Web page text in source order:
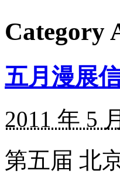
Category
五月漫展
2011 年 5
第五届 北